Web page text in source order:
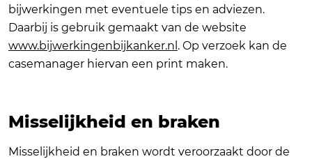
bijwerkingen met eventuele tips en adviezen.
Daarbij is gebruik gemaakt van de website
www.bijwerkingenbijkanker.nl . Op verzoek kan de
casemanager hiervan een print maken.
Misselijkheid en braken
Misselijkheid en braken wordt veroorzaakt door de